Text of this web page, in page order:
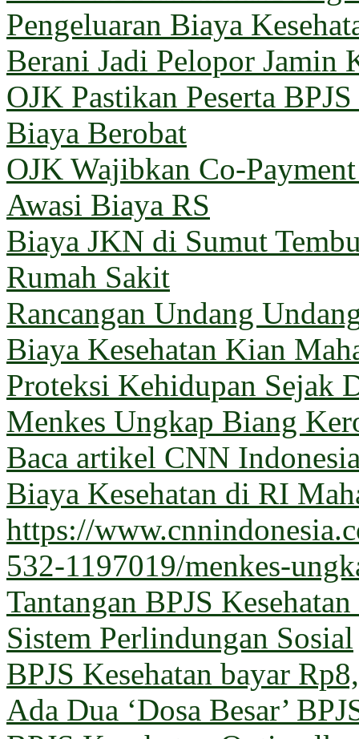
Pengeluaran Biaya
Berani Jadi Pelopor Jamin
OJK Pastikan Peserta
Biaya Berobat
OJK Wajibkan Co-
Awasi Biaya RS
Biaya JKN di Sumut
Rumah Sakit
Rancangan Undang
Biaya Kesehatan Kian
Proteksi Kehidupan Sejak
Menkes Ungkap Biang
Baca artikel CNN
Biaya Kesehatan di RI
https://
532-1197019/menkes-
Tantangan BPJS
Sistem Perlindungan Sosial
BPJS Kesehatan bayar
Ada Dua ‘Dosa Besar’